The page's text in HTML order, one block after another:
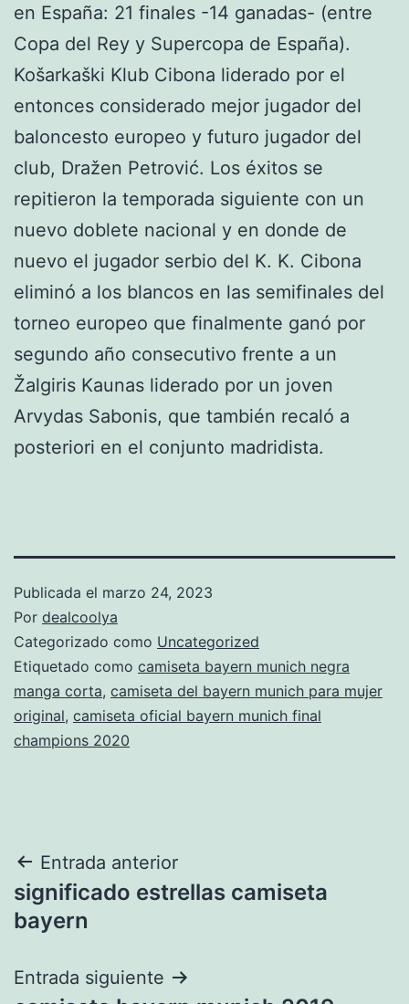
en España: 21 finales -14 ganadas- (entre
Copa del Rey y Supercopa de España).
Košarkaški Klub Cibona liderado por el
entonces considerado mejor jugador del
baloncesto europeo y futuro jugador del
club, Dražen Petrović. Los éxitos se
repitieron la temporada siguiente con un
nuevo doblete nacional y en donde de
nuevo el jugador serbio del K. K. Cibona
eliminó a los blancos en las semifinales del
torneo europeo que finalmente ganó por
segundo año consecutivo frente a un
Žalgiris Kaunas liderado por un joven
Arvydas Sabonis, que también recaló a
posteriori en el conjunto madridista.
Publicada el marzo 24, 2023
Por dealcoolya
Categorizado como Uncategorized
Etiquetado como camiseta bayern munich negra
manga corta, camiseta del bayern munich para mujer
original, camiseta oficial bayern munich final
champions 2020
Navegación
de
Entrada anterior
significado estrellas camiseta
bayern
Entrada siguiente